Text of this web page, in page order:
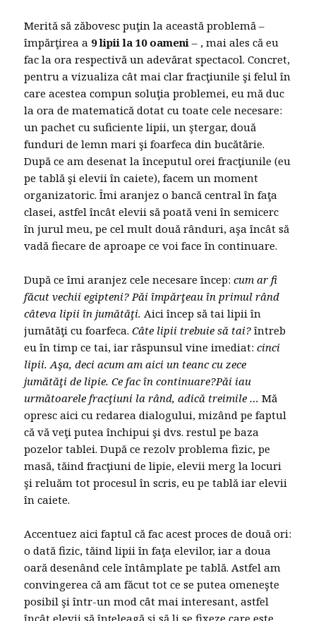
Merită să zăbovesc puţin la această problemă –
împărţirea a 9 lipii la 10 oameni – , mai ales că eu
fac la ora respectivă un adevărat spectacol. Concret,
pentru a vizualiza cât mai clar fracţiunile şi felul în
care acestea compun soluţia problemei, eu mă duc
la ora de matematică dotat cu toate cele necesare:
un pachet cu suficiente lipii, un ştergar, două
funduri de lemn mari şi foarfeca din bucătărie.
După ce am desenat la începutul orei fracţiunile (eu
pe tablă şi elevii în caiete), facem un moment
organizatoric. Îmi aranjez o bancă central în faţa
clasei, astfel încât elevii să poată veni în semicerc
în jurul meu, pe cel mult două rânduri, aşa încât să
vadă fiecare de aproape ce voi face în continuare.
După ce îmi aranjez cele necesare încep:cum ar fi
făcut vechii egipteni? Păi împărţeau în primul rând
câteva lipii în jumătăţi.Aici încep să tai lipii în
jumătăţi cu foarfeca.Câte lipii trebuie să tai?întreb
eu în timp ce tai, iar răspunsul vine imediat:cinci
lipii. Aşa, deci acum am aici un teanc cu zece
jumătăţi de lipie. Ce fac în continuare?Păi iau
următoarele fracţiuni la rând, adică treimile …Mă
opresc aici cu redarea dialogului, mizând pe faptul
că vă veţi putea închipui şi dvs. restul pe baza
pozelor tablei. După ce rezolv problema fizic, pe
masă, tăind fracţiuni de lipie, elevii merg la locuri
şi reluăm tot procesul în scris, eu pe tablă iar elevii
în caiete.
Accentuez aici faptul că fac acest proces de două ori:
o dată fizic, tăind lipii în faţa elevilor, iar a doua
oară desenând cele întâmplate pe tablă. Astfel am
convingerea că am făcut tot ce se putea omeneşte
posibil şi într-un mod cât mai interesant, astfel